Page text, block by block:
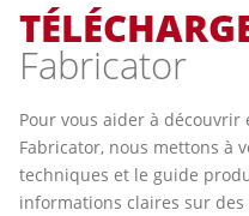
Fabricator
Pour vous aider à
Fabricator, nous mettons à
techniques et le guide
informations claires sur